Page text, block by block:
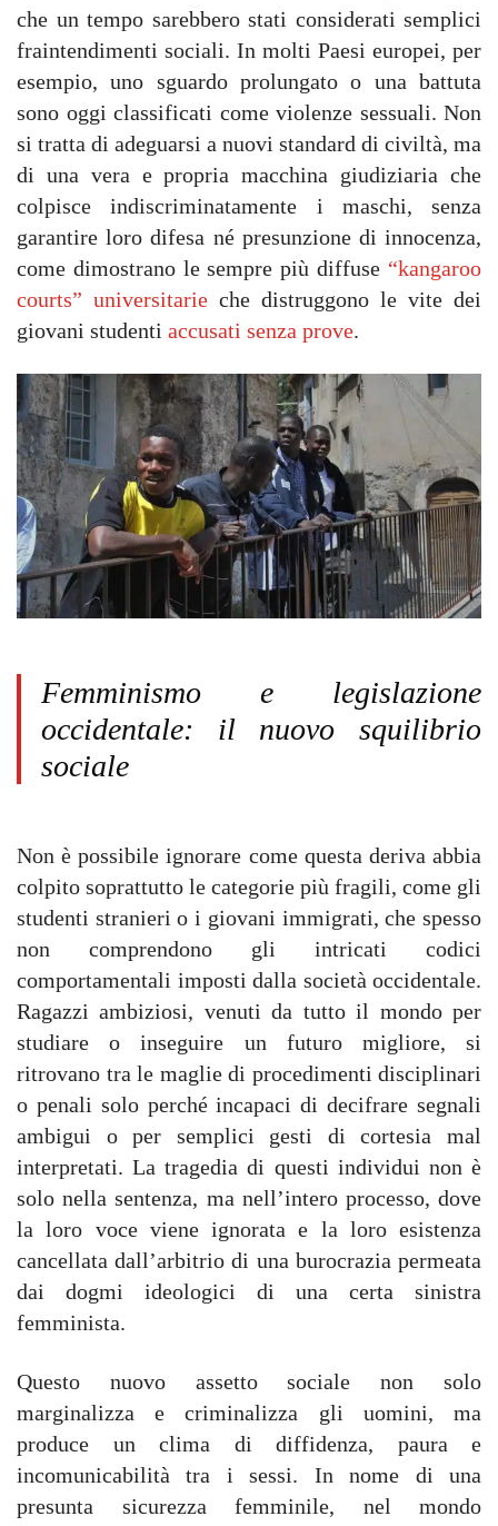
che un tempo sarebbero stati considerati semplici
fraintendimenti sociali. In molti Paesi europei, per
esempio, uno sguardo prolungato o una battuta
sono oggi classificati come violenze sessuali. Non
si tratta di adeguarsi a nuovi standard di civiltà, ma
di una vera e propria macchina giudiziaria che
colpisce indiscriminatamente i maschi, senza
garantire loro difesa né presunzione di innocenza,
come dimostrano le sempre più diffuse “kangaroo
courts” universitarie che distruggono le vite dei
giovani studenti accusati senza prove.
Femminismo e legislazione
occidentale: il nuovo squilibrio
sociale
Non è possibile ignorare come questa deriva abbia
colpito soprattutto le categorie più fragili, come gli
studenti stranieri o i giovani immigrati, che spesso
non comprendono gli intricati codici
comportamentali imposti dalla società occidentale.
Ragazzi ambiziosi, venuti da tutto il mondo per
studiare o inseguire un futuro migliore, si
ritrovano tra le maglie di procedimenti disciplinari
o penali solo perché incapaci di decifrare segnali
ambigui o per semplici gesti di cortesia mal
interpretati. La tragedia di questi individui non è
solo nella sentenza, ma nell’intero processo, dove
la loro voce viene ignorata e la loro esistenza
cancellata dall’arbitrio di una burocrazia permeata
dai dogmi ideologici di una certa sinistra
femminista.
Questo nuovo assetto sociale non solo
marginalizza e criminalizza gli uomini, ma
produce un clima di diffidenza, paura e
incomunicabilità tra i sessi. In nome di una
presunta sicurezza femminile, nel mondo